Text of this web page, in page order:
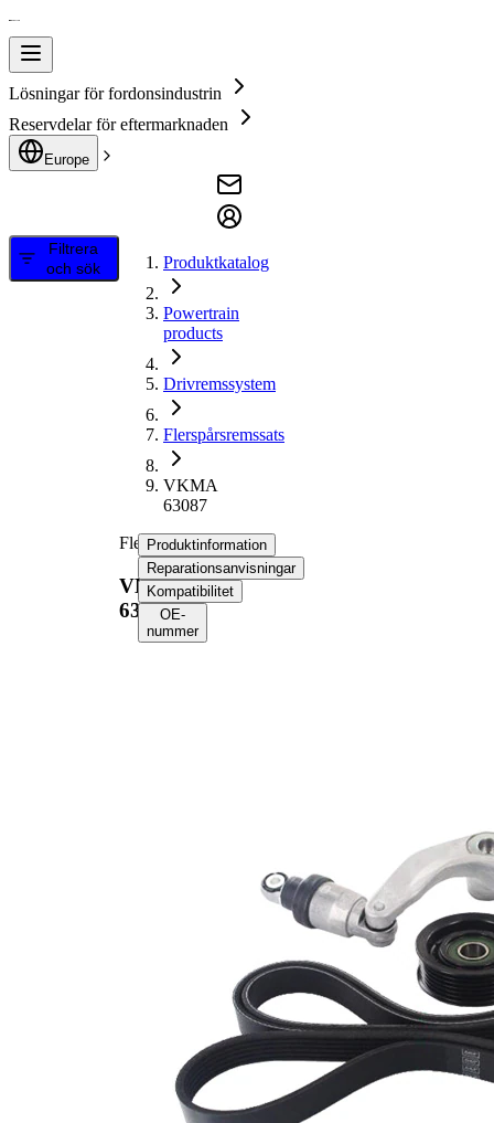
Lösningar för fordonsindustrin
Reservdelar för eftermarknaden
Europe
Filtrera
och sök
Produktkatalog
Powertrain
products
Drivremssystem
Flerspårsremssats
VKMA
63087
Flerspårsremssats
VKMA
63087
Produktinformation
Reparationsanvisningar
Kompatibilitet
OE-
nummer
EPDM
(etylpropylen-
dien-gummi)
Produktlista
Artikelnummer
Remsträckare,
VKM 63030
1
flerspårsrem
VKM 63031
1
Flerspårsrem
VKMV 6PK2094